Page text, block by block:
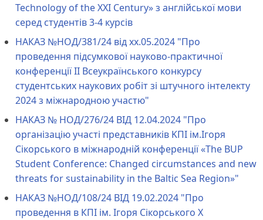
Technology of the XXI Century» з англійської мови
серед студентів 3-4 курсів
НАКАЗ №НОД/381/24 від хх.05.2024 "Про
проведення підсумкової науково-практичної
конференції ІІ Всеукраїнського конкурсу
студентських наукових робіт зі штучного інтелекту
2024 з міжнародною участю"
НАКАЗ № НОД/276/24 ВІД 12.04.2024 "Про
організацію участі представників KПІ ім.Ігоря
Сікорського в міжнародній конференції «The BUP
Student Conference: Changed circumstances and new
threats for sustainability in the Baltic Sea Region»"
НАКАЗ №НОД/108/24 ВІД 19.02.2024 "Про
проведення в КПІ ім. Ігоря Сікорського Х